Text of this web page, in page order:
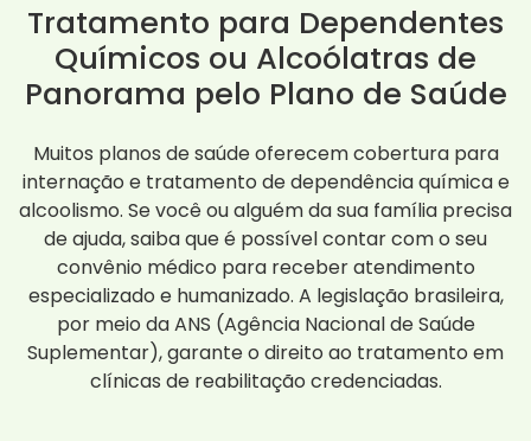
Tratamento para Dependentes
Químicos ou Alcoólatras de
Panorama pelo Plano de Saúde
Muitos planos de saúde oferecem cobertura para
internação e tratamento de dependência química e
alcoolismo. Se você ou alguém da sua família precisa
de ajuda, saiba que é possível contar com o seu
convênio médico para receber atendimento
especializado e humanizado. A legislação brasileira,
por meio da ANS (Agência Nacional de Saúde
Suplementar), garante o direito ao tratamento em
clínicas de reabilitação credenciadas.